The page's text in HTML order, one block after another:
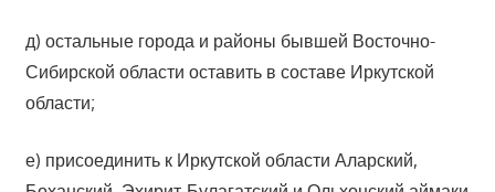
д) остальные города и районы бывшей Восточно-
Сибирской области оставить в составе Иркутской
области;
е) присоединить к Иркутской области Аларский,